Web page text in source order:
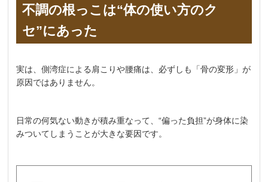
不調の根っこは“体の使い方のク
セ”にあった
実は、側湾症による肩こりや腰痛は、必ずしも「骨の変形」が
原因ではありません。
日常の何気ない動きが積み重なって、“偏った負担”が身体に染
みついてしまうことが大きな要因です。